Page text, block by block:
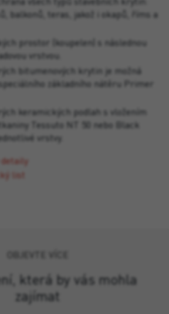
balkonů, teras, jakož i okapů, říms a
prostor (koupelen) s následnou
vrstvou.
bitumenových krytin je možná
základního nátěru Primer
keramických podlah s vložením
Tessuto NT 50 nebo Black
vrstvy.
detaily
list
OBJEVTE VÍCE
která by vás mohla
zajímat